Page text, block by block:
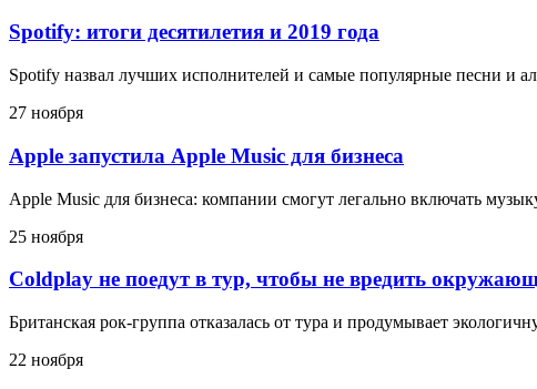
Spotify: итоги десятилетия и 2019 года
Spotify назвал лучших исполнителей и самые популярные песни и
27 ноября
Apple запустила Apple Music для бизнеса
Apple Music для бизнеса: компании смогут легально включать
25 ноября
Coldplay не поедут в тур, чтобы не вредить
Британская рок-группа отказалась от тура и продумывает
22 ноября